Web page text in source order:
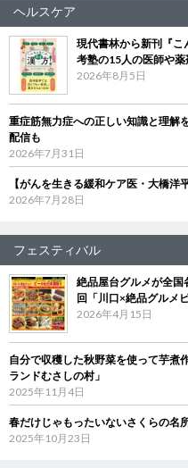
ヘルスケア
現代書林から新刊『
考塾の15人の医師や
2026年8月5日
重症筋無力症への正しい知識と理
配信も
2026年7月31日
【がんを生きる緩和ケア医・大橋
2026年7月28日
フェスティバル
絶品屋台グルメが全
回「川口×絶品グルメ
2026年4月15日
自分で収穫した秋野菜を使って芋
ランドむさしの村」
2025年11月4日
春だけじゃもったいないさくらの名
2025年10月23日